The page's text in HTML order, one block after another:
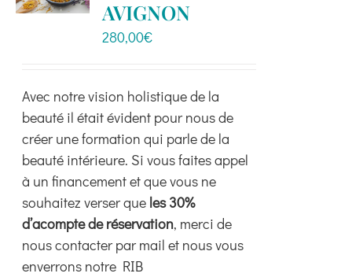
peuvent
être
choisies
la
page
du
produit
AVIGNON
280,00€
Avec notre vision holistique de la
beauté il était évident pour nous de
créer une formation qui parle de la
beauté intérieure. Si vous faites appel
à un financement et que vous ne
souhaitez verser que les 30%
d’acompte de réservation, merci de
nous contacter par mail et nous vous
enverrons notre RIB